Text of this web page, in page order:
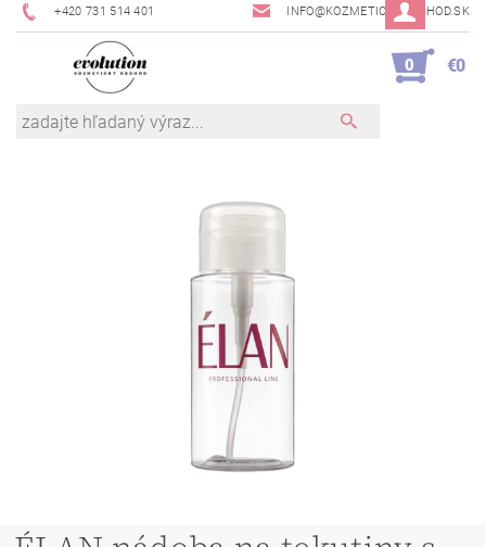
+420 731 514 401 INFO@KOZMETICKYOBCHOD.SK
0 €0